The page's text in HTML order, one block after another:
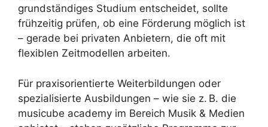
grundständiges Studium entscheidet, sollte
frühzeitig prüfen, ob eine Förderung möglich ist
– gerade bei privaten Anbietern, die oft mit
flexiblen Zeitmodellen arbeiten.
Für praxisorientierte Weiterbildungen oder
spezialisierte Ausbildungen – wie sie z. B. die
musicube academy im Bereich Musik & Medien